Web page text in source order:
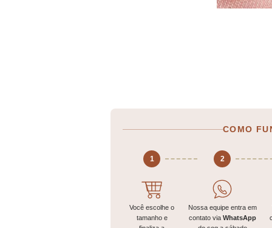
COMO
1
Você escolhe o
tamanho e
2
Nossa equipe entra em
contato via WhatsApp